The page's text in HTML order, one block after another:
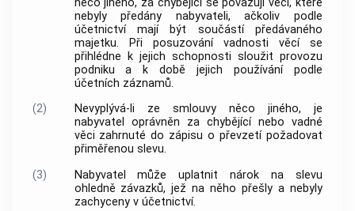
nebyly předány nabyvateli, ačkoliv podle
účetnictví mají být součástí předávaného
majetku. Při posuzování vadnosti věcí se
přihlédne k jejich schopnosti sloužit provozu
podniku a k době jejich používání podle
účetních záznamů.
(2)
Nevyplývá-li ze smlouvy něco jiného, je
nabyvatel oprávněn za chybějící nebo vadné
věci zahrnuté do zápisu o převzetí požadovat
přiměřenou slevu.
(3)
Nabyvatel může uplatnit nárok na slevu
ohledně závazků, jež na něho přešly a nebyly
zachyceny v účetnictví.